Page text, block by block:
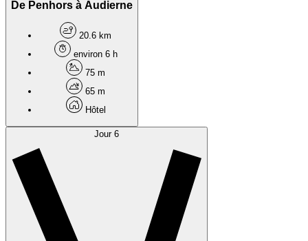
De Penhors à Audierne
20.6 km
environ 6 h
75 m
65 m
Hôtel
Jour 6